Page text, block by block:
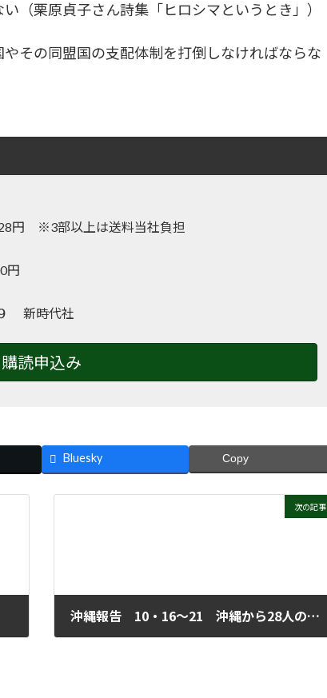
（栗原貞子さん詩集「ヒロシマというとき」）
その同盟国の支配体制を打倒しなければならな
円 ※3部以上は送料当社負担
円
新時代社
購読申込み
Bluesky Copy
次の記事
沖縄報告 10・16～21 沖縄から28人の南京訪問団